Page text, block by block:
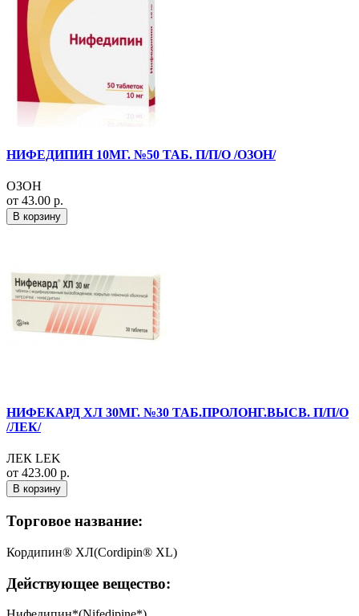
НИФЕДИПИН 10МГ. №50 ТАБ. П/П/О /ОЗОН/
ОЗОН
от 43.00 р.
В корзину
НИФЕКАРД ХЛ 30МГ. №30 ТАБ.ПРОЛОНГ.ВЫСВ. П/П/О
/ЛЕК/
ЛЕК LEK
от 423.00 р.
В корзину
Торговое название:
Кордипин® XЛ(Cordipin® XL)
Действующее вещество: